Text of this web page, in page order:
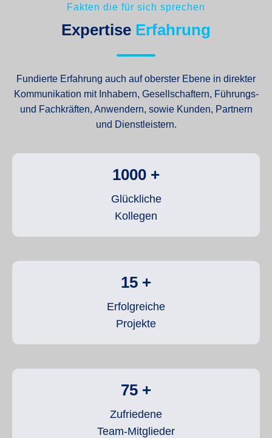
Fakten die für sich sprechen
Expertise Erfahrung
Fundierte Erfahrung auch auf oberster Ebene in direkter
Kommunikation mit Inhabern, Gesellschaftern, Führungs-
und Fachkräften, Anwendern, sowie Kunden, Partnern
und Dienstleistern.
1000 +
Glückliche
Kollegen
15 +
Erfolgreiche
Projekte
75 +
Zufriedene
Team-Mitglieder